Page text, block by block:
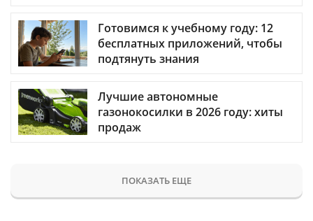
Готовимся к учебному году: 12
бесплатных приложений, чтобы
подтянуть знания
Лучшие автономные
газонокосилки в 2026 году: хиты
продаж
ПОКАЗАТЬ ЕЩЕ